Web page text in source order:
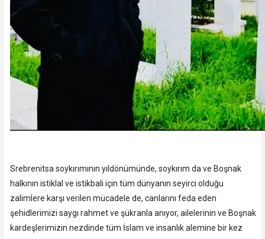
Srebrenitsa soykırımının yıldönümünde, soykırım da ve Boşnak
halkının istiklal ve istikbali için tüm dünyanın seyirci olduğu
zalimlere karşı verilen mücadele de, canlarını feda eden
şehidlerimizi saygı rahmet ve şükranla anıyor, ailelerinin ve Boşnak
kardeşlerimizin nezdinde tüm İslam ve insanlık alemine bir kez